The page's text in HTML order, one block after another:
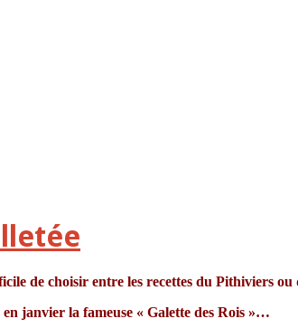
de choisir entre les recettes du Pithiviers ou
janvier la fameuse « Galette des Rois »…